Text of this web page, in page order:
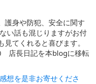
護身や防犯、安全に関す
い話も混じりますがお付
見てくれると喜びます。
店長日記を本blogに移転
想を是非お寄せくださ